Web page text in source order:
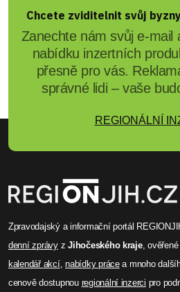
Chcete zviditelnit svůj
Zanechte nám svůj e-mail
nabídku inzertních
přesně pro vás.
správné lidi – vaše
REGIONÁLNÍ
Zpravodajský a informační portál
denní zprávyzJihočeského kraje, ověřené
kalendář akcí,nabídky prácea mnoho
cenově dostupnou regionální inzerci pro